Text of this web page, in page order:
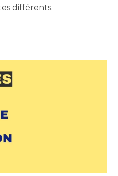
différents.